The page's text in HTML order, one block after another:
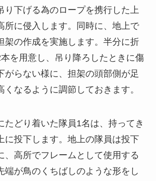
り下げる為のロープを携行した上
所に侵入します。同時に、地上で
架の作成を実施します。半分に折
を用意し、吊り降ろしたときに傷
がらない様に、担架の頭部側が足
くなるように調節しておきます。
たどり着いた隊員1名は、持ってき
に投下します。地上の隊員は投下
、高所でフレームとして使用する
端が鳥のくちばしのような形をし